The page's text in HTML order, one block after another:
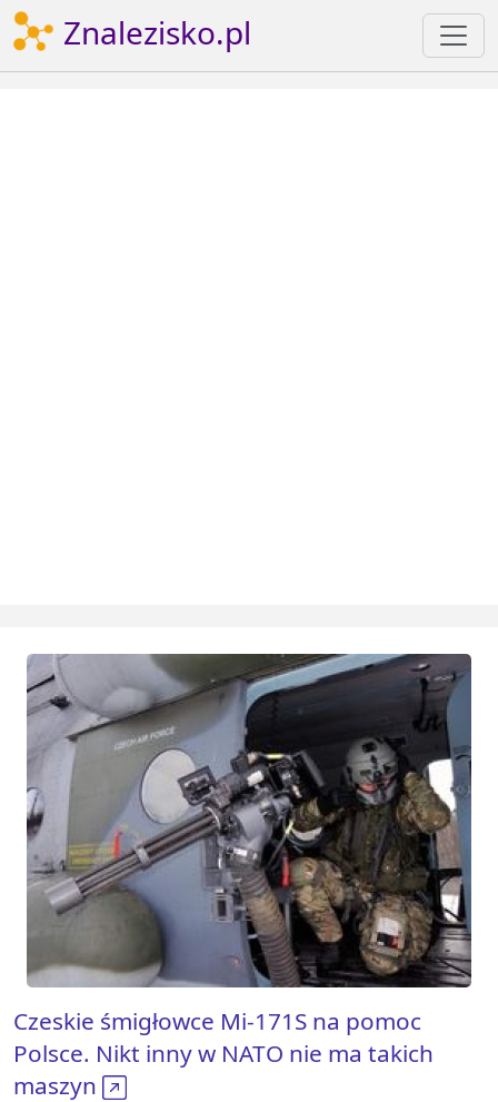
Znalezisko.pl
Czeskie śmigłowce Mi-171S na pomoc
Polsce. Nikt inny w NATO nie ma takich
maszyn